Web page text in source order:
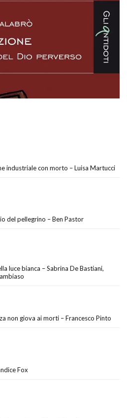
industriale con morto – Luisa Martucci
del pellegrino – Ben Pastor
luce bianca – Sabrina De Bastiani,
non giova ai morti – Francesco Pinto
Fox